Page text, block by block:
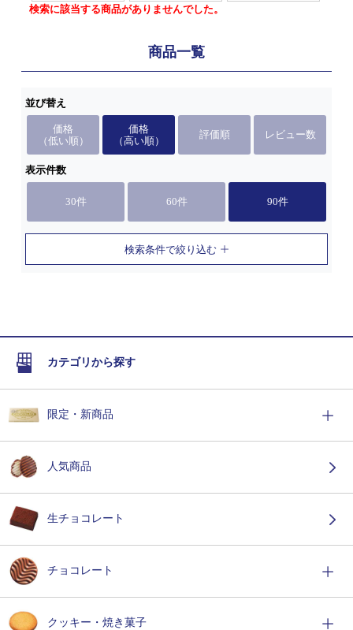
検索に該当する商品がありませんでした。
商品一覧
並び替え
価格
（低い順）
価格
（高い順）
評価順 レビュー数
表示件数
30件 60件 90件
検索条件で絞り込む
カテゴリから探す
限定・新商品
人気商品
生チョコレート
チョコレート
クッキー・焼き菓子